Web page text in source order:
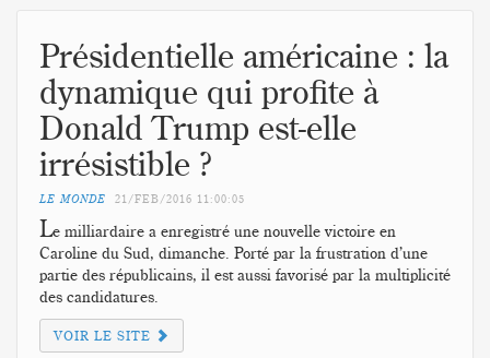
Présidentielle américaine : la
dynamique qui profite à
Donald Trump est-elle
irrésistible ?
LE MONDE 21/FEB/2016 11:00:05
Le milliardaire a enregistré une nouvelle victoire en
Caroline du Sud, dimanche. Porté par la frustration d’une
partie des républicains, il est aussi favorisé par la multiplicité
des candidatures.
VOIR LE SITE